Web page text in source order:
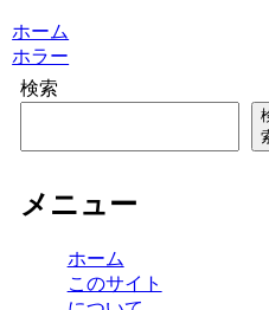
ホーム
ホラー
検索
メニュー
ホーム
このサイト